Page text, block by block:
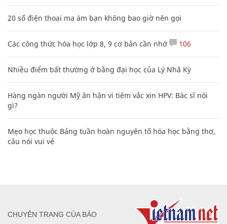
20 số điện thoại ma ám bạn không bao giờ nên gọi
Các công thức hóa học lớp 8, 9 cơ bản cần nhớ 106
Nhiều điểm bất thường ở bằng đại học của Lý Nhã Kỳ
Hàng ngàn người Mỹ ân hận vì tiêm vắc xin HPV: Bác sĩ nói
gì?
Mẹo học thuộc Bảng tuần hoàn nguyên tố hóa học bằng thơ,
câu nói vui vẻ
CHUYÊN TRANG CỦA BÁO